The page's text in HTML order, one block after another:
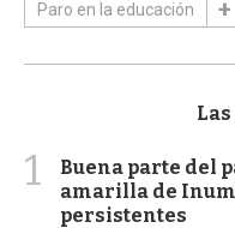
Paro en la educación
1
Buena parte del
amarilla de
persistentes